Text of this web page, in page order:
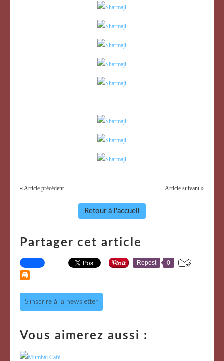
« Article précédent Article suivant »
Retour à l'accueil
Partager cet article
Repost 0
S'inscrire à la newsletter
Vous aimerez aussi :